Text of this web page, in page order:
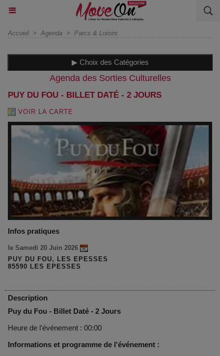
Accueil > Agenda > Parcs & Loisirs
▶ Choix des Catégories
Agenda des Sorties Culturelles
PUY DU FOU - BILLET DATÉ - 2 JOURS
VOIR LA CARTE
Infos pratiques
le Samedi 20 Juin 2026
PUY DU FOU, LES EPESSES
85590 LES EPESSES
Description
Puy du Fou - Billet Daté - 2 Jours
Heure de l'événement : 00:00
Informations et programme de l'événement :